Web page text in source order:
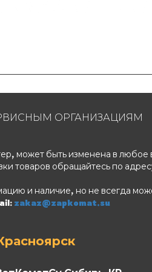
ОРГАНИЗАЦИЯМ
может быть изменена в любое
товаров обращайтесь по
и наличие, но не всегда
zakaz@zapkomat.su